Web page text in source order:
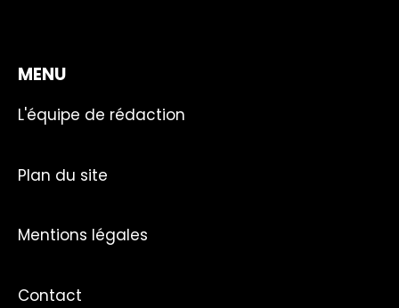
MENU
L'équipe de rédaction
Plan du site
Mentions légales
Contact